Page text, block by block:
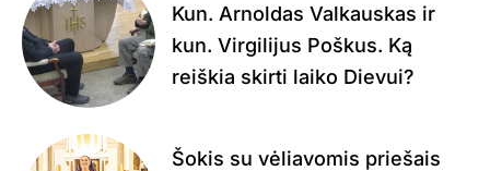
Kun. Arnoldas Valkauskas ir
kun. Virgilijus Poškus. Ką
reiškia skirti laiko Dievui?
Šokis su vėliavomis priešais